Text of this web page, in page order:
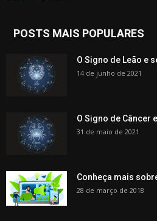
POSTS MAIS POPULARES
O Signo de Leão e
14 de junho de 2021
O Signo de Câncer
31 de maio de 2021
Conheça mais
28 de março de 2018